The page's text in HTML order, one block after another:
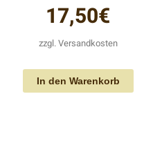
17,50€
zzgl.Versandkosten
In den Warenkorb